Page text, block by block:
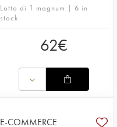
Lotto di 1 magnum | 6 in
stock
62€
E-COMMERCE